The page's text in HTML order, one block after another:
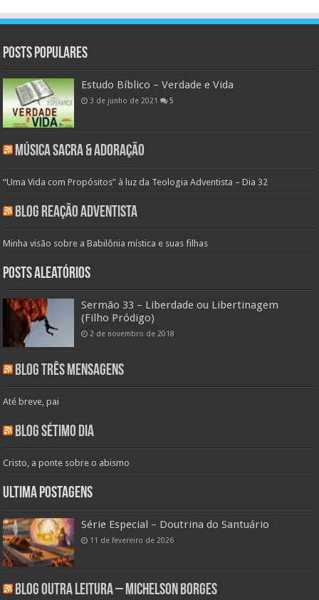
Posts populares
Estudo Bíblico – Verdade e Vida
3 de junho de 2021 5
Música Sacra & Adoração
“Uma Vida com Propósitos” à luz da Teologia Adventista – Dia 32
Blog Reação Adventista
Minha visão sobre a Babilônia mística e suas filhas
Posts aleatórios
Sermão 33 – Liberdade ou Libertinagem
(Filho Pródigo)
2 de novembro de 2018
Blog Três Mensagens
Até breve, pai
Blog Sétimo Dia
Cristo, a ponte sobre o abismo
Ultima Postagens
Série Especial – Doutrina do Santuário
11 de fevereiro de 2026
Blog Outra Leitura – Michelson Borges